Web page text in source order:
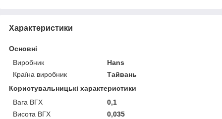
Характеристики
Основні
Виробник
Hans
Країна виробник
Тайвань
Користувальницькі характеристики
Вага ВГХ
0,1
Висота ВГХ
0,035